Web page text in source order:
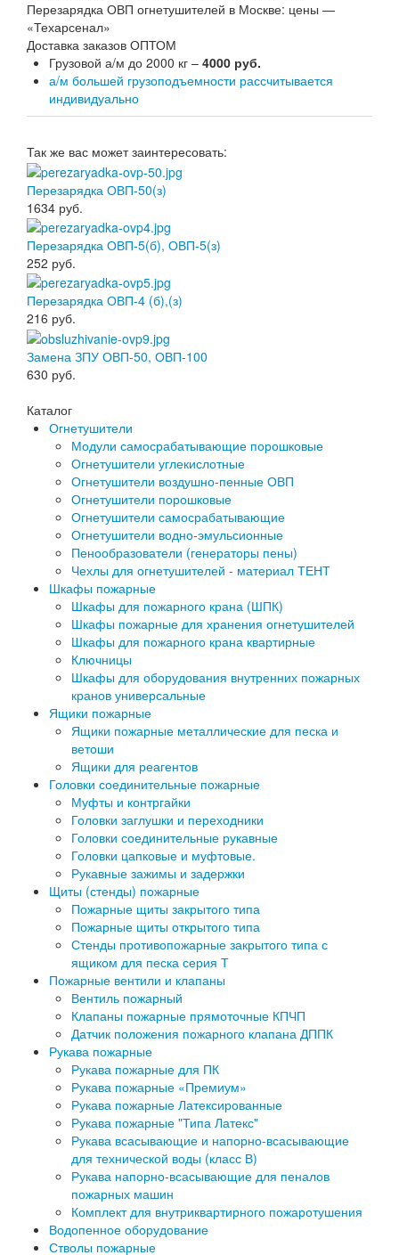
Доставка заказов ОПТОМ
Грузовой а/м до 2000 кг – 4000 руб.
а/м большей грузоподъемности рассчитывается
индивидуально
Так же вас может заинтересовать:
Перезарядка ОВП-50(з)
1634 руб.
Перезарядка ОВП-5(б), ОВП-5(з)
252 руб.
Перезарядка ОВП-4 (б),(з)
216 руб.
Замена ЗПУ ОВП-50, ОВП-100
630 руб.
Каталог
Огнетушители
Модули самосрабатывающие порошковые
Огнетушители углекислотные
Огнетушители воздушно-пенные ОВП
Огнетушители порошковые
Огнетушители самосрабатывающие
Огнетушители водно-эмульсионные
Пенообразователи (генераторы пены)
Чехлы для огнетушителей - материал ТЕНТ
Шкафы пожарные
Шкафы для пожарного крана (ШПК)
Шкафы пожарные для хранения огнетушителей
Шкафы для пожарного крана квартирные
Ключницы
Шкафы для оборудования внутренних пожарных
кранов универсальные
Ящики пожарные
Ящики пожарные металлические для песка и
ветоши
Ящики для реагентов
Головки соединительные пожарные
Муфты и контргайки
Головки заглушки и переходники
Головки соединительные рукавные
Головки цапковые и муфтовые.
Рукавные зажимы и задержки
Щиты (стенды) пожарные
Пожарные щиты закрытого типа
Пожарные щиты открытого типа
Стенды противопожарные закрытого типа с
ящиком для песка серия Т
Пожарные вентили и клапаны
Вентиль пожарный
Клапаны пожарные прямоточные КПЧП
Датчик положения пожарного клапана ДППК
Рукава пожарные
Рукава пожарные для ПК
Рукава пожарные «Премиум»
Рукава пожарные Латексированные
Рукава пожарные "Типа Латекс"
Рукава всасывающие и напорно-всасывающие
для технической воды (класс В)
Рукава напорно-всасывающие для пеналов
пожарных машин
Комплект для внутриквартирного пожаротушения
Водопенное оборудование
Стволы пожарные